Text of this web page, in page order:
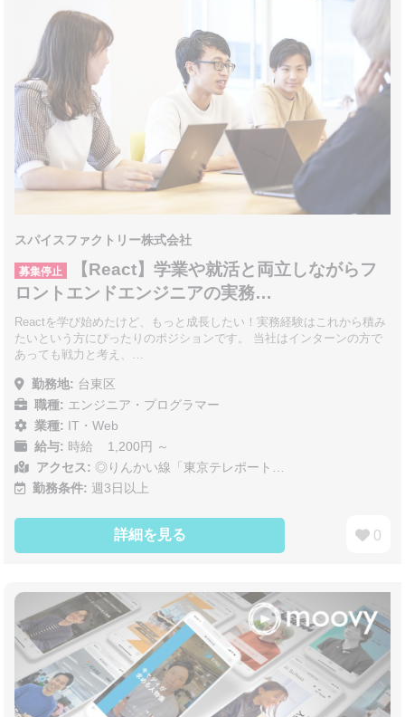
スパイスファクトリー株式会社
募集停止
【React】学業や就活と両立しながらフ
ロントエンドエンジニアの実務…
Reactを学び始めたけど、もっと成長したい！実務経験はこれから積み
たいという方にぴったりのポジションです。 当社はインターンの方で
あっても戦力と考え、…
勤務地: 台東区
職種: エンジニア・プログラマー
業種: IT・Web
給与: 時給 1,200円 ～
アクセス: ◎りんかい線「東京テレポート…
勤務条件: 週3日以上
詳細を見る 0